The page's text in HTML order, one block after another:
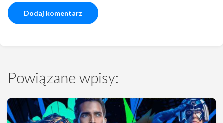
Powiązane wpisy: